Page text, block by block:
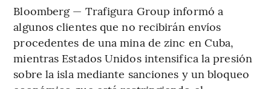
Bloomberg — Trafigura Group informó a
algunos clientes que no recibirán envíos
procedentes de una mina de zinc en Cuba,
mientras Estados Unidos intensifica la presión
sobre la isla mediante sanciones y un bloqueo